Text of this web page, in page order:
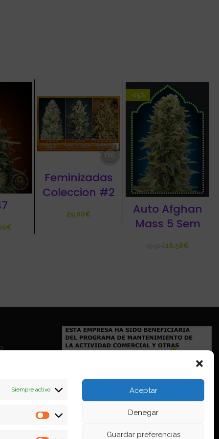
Siempre activo
Estadísticas
Aceptar
Denegar
Guardar preferencias
€
Feminizadas
Coleccion #2
€
-15%
Auto Afghan
Mass 5 Sem
€16,58€